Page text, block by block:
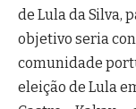
de Lula da Silva,
objetivo seria
comunidade
eleição de Lula